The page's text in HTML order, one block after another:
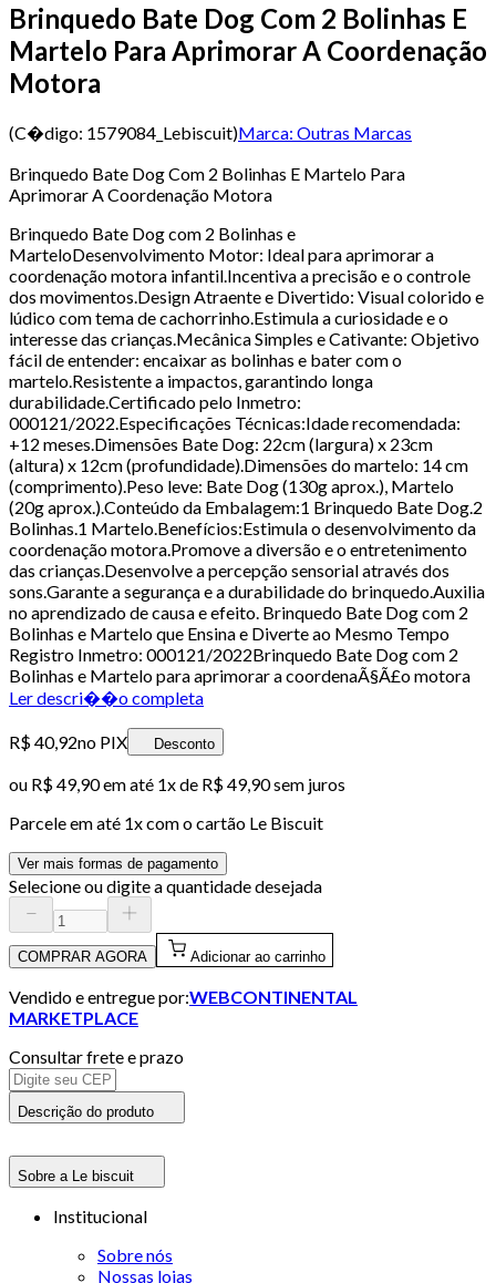
Brinquedo Bate Dog Com 2 Bolinhas E
Martelo Para Aprimorar A Coordenação
Motora
(C�digo: 1579084_Lebiscuit)Marca: Outras Marcas
Brinquedo Bate Dog Com 2 Bolinhas E Martelo Para
Aprimorar A Coordenação Motora
Brinquedo Bate Dog com 2 Bolinhas e
MarteloDesenvolvimento Motor: Ideal para aprimorar a
coordenação motora infantil.Incentiva a precisão e o controle
dos movimentos.Design Atraente e Divertido: Visual colorido e
lúdico com tema de cachorrinho.Estimula a curiosidade e o
interesse das crianças.Mecânica Simples e Cativante: Objetivo
fácil de entender: encaixar as bolinhas e bater com o
martelo.Resistente a impactos, garantindo longa
durabilidade.Certificado pelo Inmetro:
000121/2022.Especificações Técnicas:Idade recomendada:
+12 meses.Dimensões Bate Dog: 22cm (largura) x 23cm
(altura) x 12cm (profundidade).Dimensões do martelo: 14 cm
(comprimento).Peso leve: Bate Dog (130g aprox.), Martelo
(20g aprox.).Conteúdo da Embalagem:1 Brinquedo Bate Dog.2
Bolinhas.1 Martelo.Benefícios:Estimula o desenvolvimento da
coordenação motora.Promove a diversão e o entretenimento
das crianças.Desenvolve a percepção sensorial através dos
sons.Garante a segurança e a durabilidade do brinquedo.Auxilia
no aprendizado de causa e efeito. Brinquedo Bate Dog com 2
Bolinhas e Martelo que Ensina e Diverte ao Mesmo Tempo
Registro Inmetro: 000121/2022Brinquedo Bate Dog com 2
Bolinhas e Martelo para aprimorar a coordenaÃ§Ã£o motora
Ler descri��o completa
R$ 40,92no PIX Desconto
ou R$ 49,90em até 1x de R$ 49,90sem juros
Parcele em até 1x com o cartão Le Biscuit
Ver mais formas de pagamento
Selecione ou digite a quantidade desejada
COMPRAR AGORA Adicionar ao carrinho
Vendido e entregue por:WEBCONTINENTAL
MARKETPLACE
Consultar frete e prazo
Descrição do produto
Sobre a Le biscuit
Institucional
Sobre nós
Nossas lojas